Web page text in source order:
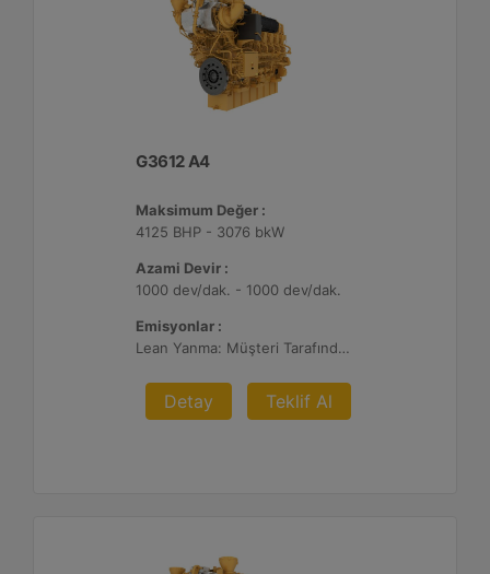
G3612 A4
Maksimum Değer :
4125 BHP - 3076 bkW
Azami Devir :
1000 dev/dak. - 1000 dev/dak.
Emisyonlar :
Lean Yanma: Müşteri Tarafından Sağlanan Atık Arıtma ile NSPS Saha Uyumluluğuna Sahiptir, 0,3 g ve 0,5 g/bhp-sa. NOx
Detay Teklif Al